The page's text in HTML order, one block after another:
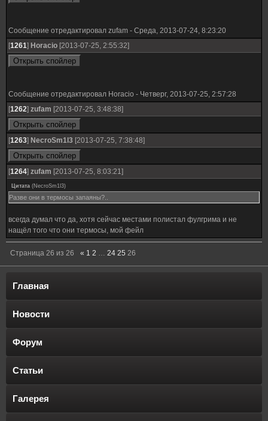
Сообщение отредактировал zufam - Среда, 2013-07-24, 8:23:20
[1261] Horacio [2013-07-25, 2:55:32]
Сообщение отредактировал Horacio - Четверг, 2013-07-25, 2:57:28
[1262] zufam [2013-07-25, 3:48:38]
[1263] NecroSm1l3 [2013-07-25, 7:38:48]
[1264] zufam [2013-07-25, 8:03:21]
Цитата (NecroSm1l3)
Разве они в термосы запаяны?..
всегда думал что да, хотя сейчас местами полистал фулгрима и не
нащёл того что они термосы, мой фейл
Страница 26 из 26 « 1 2 … 24 25 26
Главная
Новости
Форум
Статьи
Галерея